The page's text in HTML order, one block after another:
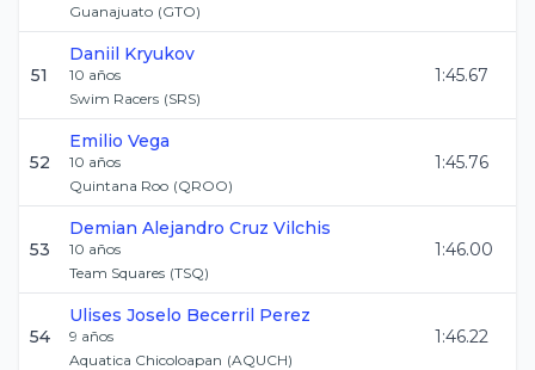
Guanajuato (GTO)
51
Daniil Kryukov
10 años
Swim Racers (SRS)
1:45.67
52
Emilio Vega
10 años
Quintana Roo (QROO)
1:45.76
53
Demian Alejandro Cruz Vilchis
10 años
Team Squares (TSQ)
1:46.00
54
Ulises Joselo Becerril Perez
9 años
Aquatica Chicoloapan (AQUCH)
1:46.22